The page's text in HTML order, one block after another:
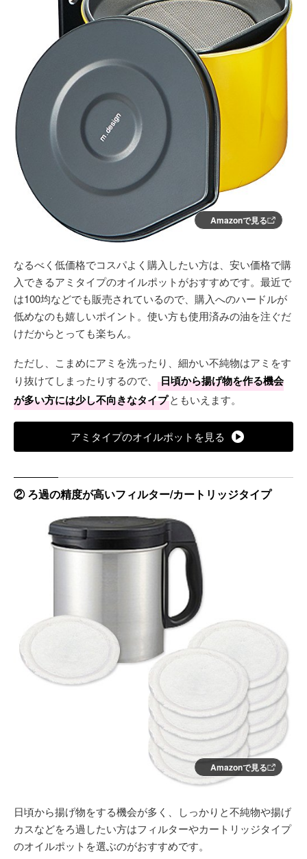
Amazonで見る
なるべく低価格でコスパよく購入したい方は、安い価格で購
入できるアミタイプのオイルポットがおすすめです。最近で
は100均などでも販売されているので、購入へのハードルが
低めなのも嬉しいポイント。使い方も使用済みの油を注ぐだ
けだからとっても楽ちん。
ただし、こまめにアミを洗ったり、細かい不純物はアミをす
り抜けてしまったりするので、
日頃から揚げ物を作る機会
が多い方には少し不向きなタイプともいえます。
アミタイプのオイルポットを見る
② ろ過の精度が高いフィルター/カートリッジタイプ
Amazonで見る
日頃から揚げ物をする機会が多く、しっかりと不純物や揚げ
カスなどをろ過したい方はフィルターやカートリッジタイプ
のオイルポットを選ぶのがおすすめです。